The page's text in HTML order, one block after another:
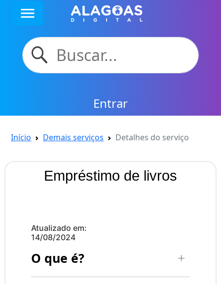
menu
Entrar
Início Demais serviços Detalhes do serviço
Empréstimo de livros
Atualizado em:
14/08/2024
O que é?